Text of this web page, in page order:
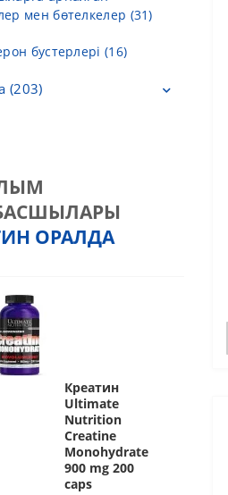
мен бөтелкелер (31)
бустерлері (16)
(203)
кремдер (53)
маскалар (8)
тониктер (10)
(8)
гельдер мен
құралдар (46)
(50)
ОРАЛДА
Креатин
Ultimate
Nutrition
Creatine
Monohydrate
900 mg 200
caps